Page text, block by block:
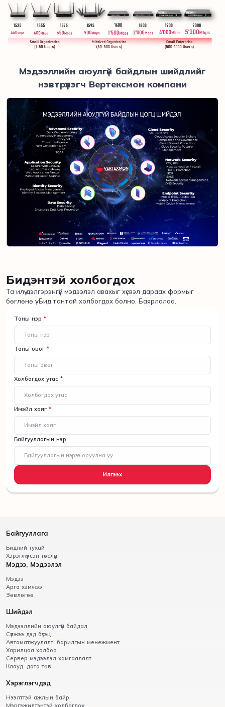
Мэдээллийн аюулгүй байдлын шийдлийг
нэвтрүүлэгч Вертексмон компани
Бидэнтэй холбогдох
Та илүү дэлгэрэнгүй мэдээлэл авахыг хүсвэл дараах формыг
бөглөнө үү. Бид тантай холбогдох болно. Баярлалаа.
Таны нэр *
Таны овог *
Холбогдох утас *
Имэйл хаяг *
Байгууллагын нэр
Илгээх
Байгууллага
Бидний тухай
Хэрэгжүүлсэн төслүүд
Мэдээ, Мэдээлэл
Мэдээ
Арга хэмжээ
Зөвлөгөө
Шийдэл
Мэдээллийн аюулгүй байдал
Сүлжээ дэд бүтэц
Автоматжуулалт, барилгын менежмент
Харилцаа холбоо
Сервер мэдээлэл хамгаалалт
Клауд, дата төв
Хэрэглэгчдэд
Нээлттэй ажлын байр
Мэргэжилтэнтэй холбогдох